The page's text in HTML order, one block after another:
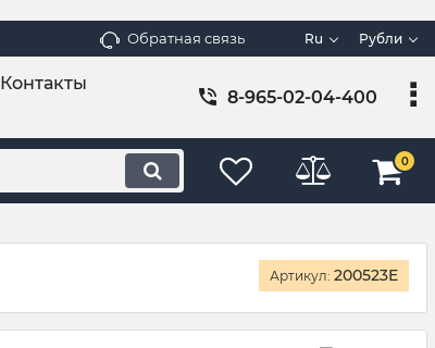
Обратная связь Ru Рубли
Контакты
8-965-02-04-400
0
Артикул: 200523E